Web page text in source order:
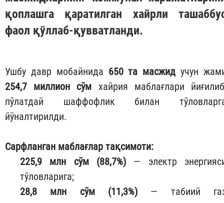
қоплашга қаратилган хайрли
фаол қўллаб-қувватланди.
Ушбу давр мобайнида 650 та масжид учун
254,7 миллион сўм хайрия маблағлари
пўлатдай шаффофлик билан
йўналтирилди.
Сарфланган маблағлар тақсимоти:
225,9 млн сўм (88,7%) — электр
тўловларига;
28,8 млн сўм (11,3%) — табиий